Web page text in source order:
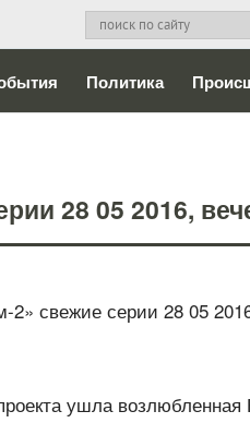
Политика
28 05 2016,
ушла